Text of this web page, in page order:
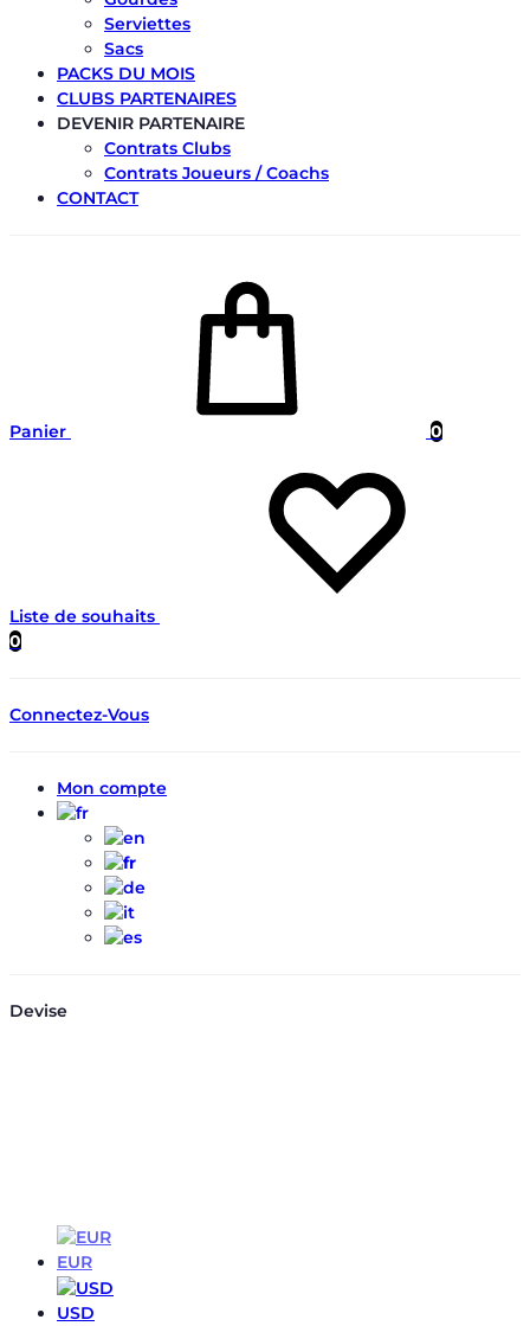
Serviettes
Sacs
PACKS DU MOIS
CLUBS PARTENAIRES
DEVENIR PARTENAIRE
Contrats Clubs
Contrats Joueurs / Coachs
CONTACT
Panier 0
Liste de souhaits
0
Connectez-Vous
Mon compte
Devise
EUR
USD